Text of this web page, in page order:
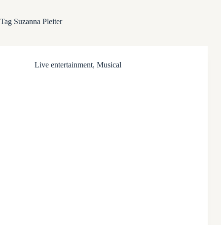
Tag Suzanna Pleiter
Live entertainment, Musical